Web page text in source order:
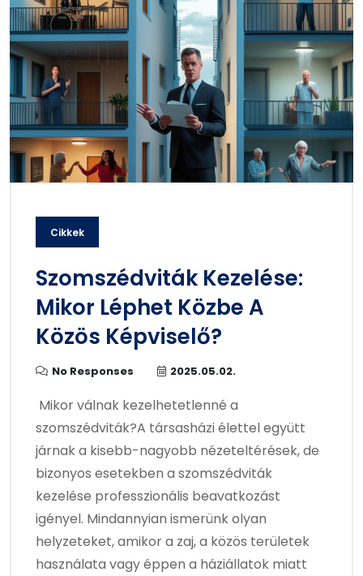
Cikkek
Szomszédviták Kezelése:
Mikor Léphet Közbe A
Közös Képviselő?
No Responses 2025.05.02.
Mikor válnak kezelhetetlenné a
szomszédviták?A társasházi élettel együtt
járnak a kisebb-nagyobb nézeteltérések, de
bizonyos esetekben a szomszédviták
kezelése professzionális beavatkozást
igényel. Mindannyian ismerünk olyan
helyzeteket, amikor a zaj, a közös területek
használata vagy éppen a háziállatok miatt